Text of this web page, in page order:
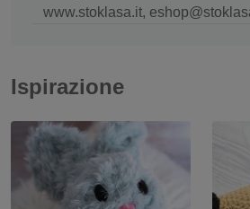
www.stoklasa.it,
Ispirazione